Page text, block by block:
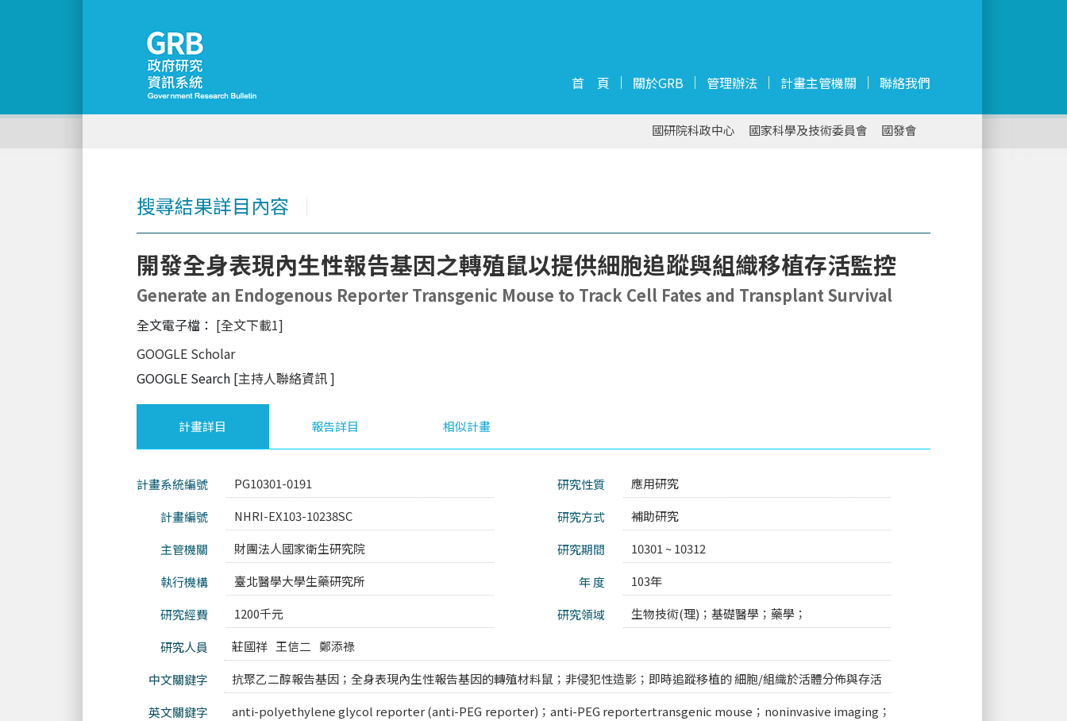
首 頁 關於GRB 管理辦法 計畫主管機關 聯絡我們
國研院科政中心 國家科學及技術委員會 國發會
搜尋結果詳目內容
開發全身表現內生性報告基因之轉殖鼠以提供細胞追蹤與組織移植存活監控
Generate an Endogenous Reporter Transgenic Mouse to Track Cell Fates and Transplant Survival
全文電子檔： [全文下載1]
GOOGLE Scholar
GOOGLE Search [主持人聯絡資訊]
計畫詳目 報告詳目 相似計畫
計畫系統編號 PG10301-0191 研究性質
應用研究
計畫編號
NHRI-EX103-10238SC 研究方式
補助研究
主管機關
財團法人國家衛生研究院 研究期間
10301 ~ 10312
執行機構
臺北醫學大學生藥研究所 年 度
103年
研究經費
1200千元 研究領域 生物技術(理)； 基礎醫學； 藥學；
研究人員
莊國祥 王信二 鄭添祿
中文關鍵字
抗聚乙二醇報告基因；全身表現內生性報告基因的轉殖材料鼠；非侵犯性造影；即時追蹤移植的 細胞/組織於活體分佈與存活
英文關鍵字
anti-polyethylene glycol reporter (anti-PEG reporter)；anti-PEG reportertransgenic mouse；noninvasive imaging；